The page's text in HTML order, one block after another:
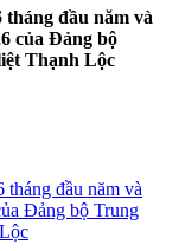
đầu năm và
của Đảng bộ
Thạnh Lộc